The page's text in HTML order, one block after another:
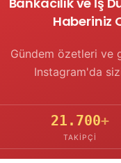
Haberiniz
Gündem özetleri ve
Instagram'da
21.700+
TAKIPÇI